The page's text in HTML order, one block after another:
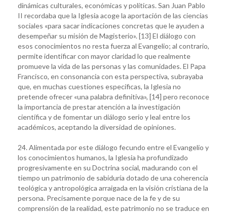
dinámicas culturales, económicas y políticas. San Juan Pablo
II recordaba que la Iglesia acoge la aportación de las ciencias
sociales «para sacar indicaciones concretas que le ayuden a
desempeñar su misión de Magisterio». [13] El diálogo con
esos conocimientos no resta fuerza al Evangelio; al contrario,
permite identificar con mayor claridad lo que realmente
promueve la vida de las personas y las comunidades. El Papa
Francisco, en consonancia con esta perspectiva, subrayaba
que, en muchas cuestiones específicas, la Iglesia no
pretende ofrecer «una palabra definitiva», [14] pero reconoce
la importancia de prestar atención a la investigación
científica y de fomentar un diálogo serio y leal entre los
académicos, aceptando la diversidad de opiniones.
24. Alimentada por este diálogo fecundo entre el Evangelio y
los conocimientos humanos, la Iglesia ha profundizado
progresivamente en su Doctrina social, madurando con el
tiempo un patrimonio de sabiduría dotado de una coherencia
teológica y antropológica arraigada en la visión cristiana de la
persona. Precisamente porque nace de la fe y de su
comprensión de la realidad, este patrimonio no se traduce en